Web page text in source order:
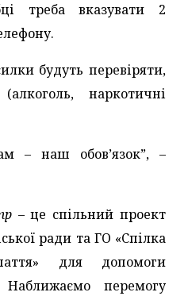
треба вказувати 2
будуть перевіряти,
наркотичні
– наш обов’язок”, –
– це спільний проект
ради та ГО «Спілка
для допомоги
перемогу